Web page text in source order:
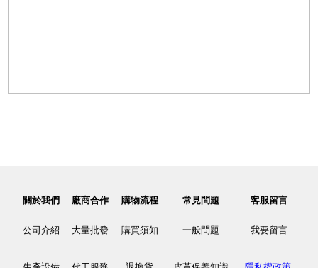
關於我們 廠商合作 購物流程 常見問題 客服留言
公司介紹 大量批發 購買須知 一般問題 我要留言